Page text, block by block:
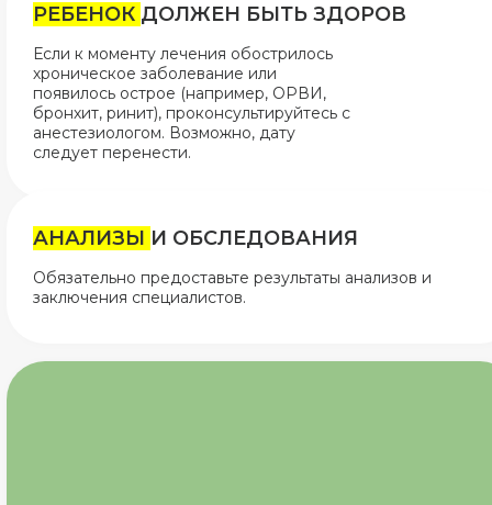
РЕБЕНОК ДОЛЖЕН БЫТЬ ЗДОРОВ
Если к моменту лечения обострилось
хроническое заболевание или
появилось острое (например, ОРВИ,
бронхит, ринит), проконсультируйтесь с
анестезиологом. Возможно, дату
следует перенести.
АНАЛИЗЫ И ОБСЛЕДОВАНИЯ
Обязательно предоставьте результаты анализов и
заключения специалистов.